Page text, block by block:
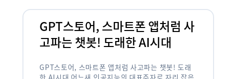
GPT스토어, 스마트폰 앱처럼 사
고파는 챗봇! 도래한 AI시대
GPT스토어, 스마트폰 앱처럼 사고파는 챗봇! 도래
한 AI시대 어느새 인공지능의 대표주자로 자리 잡은